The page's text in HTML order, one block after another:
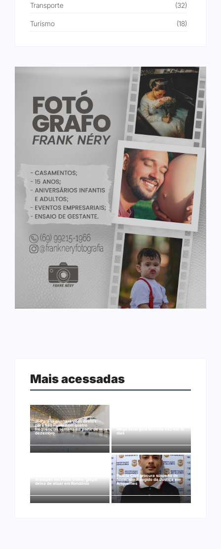
Transporte (32)
Turismo (18)
Mais acessadas
Ji-Paraná ganhará voos diretos
para São Paulo com quatro
frequências semanais a partir de
dezembro
Mega Sena pela terceira vez em 10
dias
deixa de atuar em Rondônia
Polícia Civil procura suspeito de
homicídio foragido da Justiça em
Ariquemes